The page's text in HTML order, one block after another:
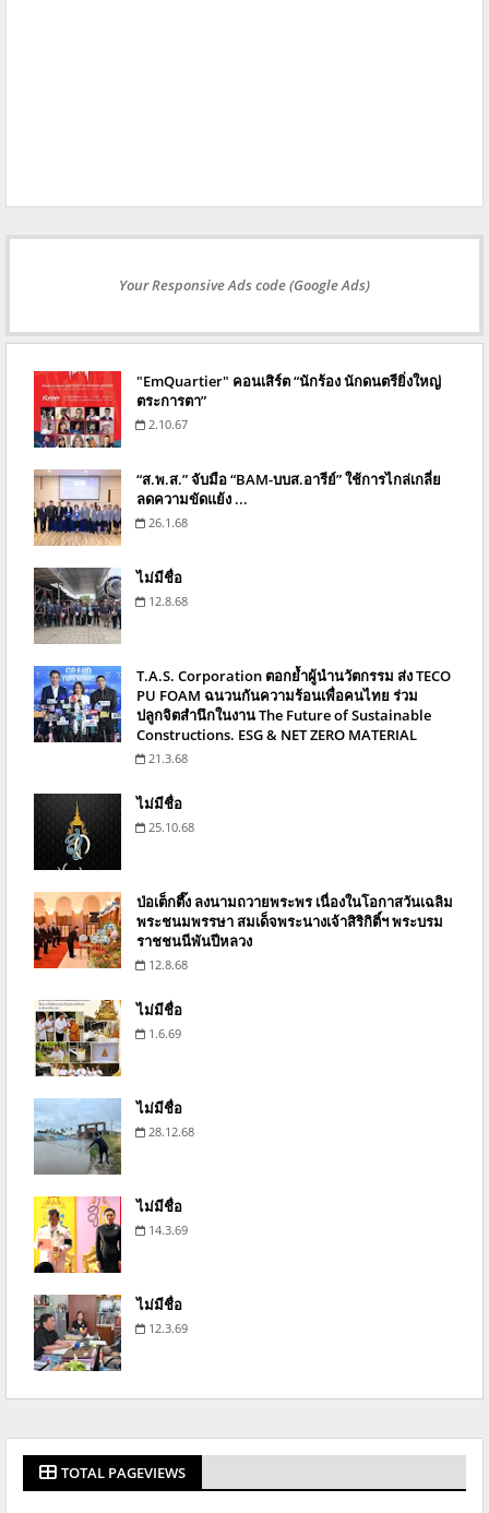
Your Responsive Ads code (Google Ads)
"EmQuartier" คอนเสิร์ต “นักร้อง นักดนตรียิ่งใหญ่
ตระการตา”
2.10.67
“ส.พ.ส.” จับมือ “BAM-บบส.อารีย์” ใช้การไกล่เกลี่ย
ลดความขัดแย้ง ...
26.1.68
ไม่มีชื่อ
12.8.68
T.A.S. Corporation ตอกย้ำผู้นำนวัตกรรม ส่ง TECO
PU FOAM ฉนวนกันความร้อนเพื่อคนไทย ร่วม
ปลูกจิตสำนึกในงาน The Future of Sustainable
Constructions. ESG & NET ZERO MATERIAL
21.3.68
ไม่มีชื่อ
25.10.68
ป่อเต็กตึ๊ง ลงนามถวายพระพร เนื่องในโอกาสวันเฉลิม
พระชนมพรรษา สมเด็จพระนางเจ้าสิริกิติ์ฯ พระบรม
ราชชนนีพันปีหลวง
12.8.68
ไม่มีชื่อ
1.6.69
ไม่มีชื่อ
28.12.68
ไม่มีชื่อ
14.3.69
ไม่มีชื่อ
12.3.69
TOTAL PAGEVIEWS